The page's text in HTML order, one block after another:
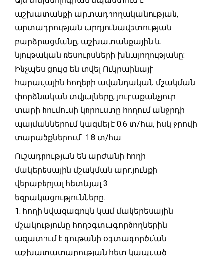
աշխատանքի արտադրողականության,
արտադրության արդյունավետության
բարձրացմանը, աշխատանքային և
նյութական ռեսուրսների խնայողությանը:
Ինչպես ցույց են տվել Ուկրաինայի
հարավային հողերի ավանդական մշակման
փորձնական տվյալները, յուրաքանչյուր
տարի հումուսի կորուստը հողում անջրդի
պայմաններում կազմել է 0.6 տ/հա, իսկ ջրովի
տարածքներում` 1.8 տ/հա:
Ուշադրության են արժանի հողի
մակերեսային մշակման արդյունքի
վերաբերյալ հետևյալ 3
եզրակացությունները.
1. հողի նվազագույն կամ մակերեսային
մշակությունը հողօգտագործողներին
ազատում է գութանի օգտագործման
աշխատատարության հետ կապված